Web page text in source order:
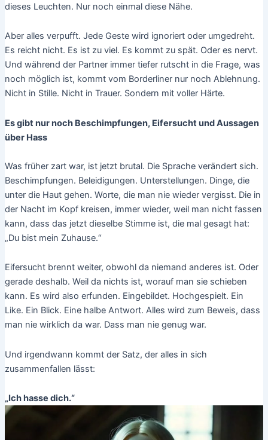
dieses Leuchten. Nur noch einmal diese Nähe.
Aber alles verpufft. Jede Geste wird ignoriert oder umgedreht.
Es reicht nicht. Es ist zu viel. Es kommt zu spät. Oder es nervt.
Und während der Partner immer tiefer rutscht in die Frage, was
noch möglich ist, kommt vom Borderliner nur noch Ablehnung.
Nicht in Stille. Nicht in Trauer. Sondern mit voller Härte.
Es gibt nur noch Beschimpfungen, Eifersucht und Aussagen
über Hass
Was früher zart war, ist jetzt brutal. Die Sprache verändert sich.
Beschimpfungen. Beleidigungen. Unterstellungen. Dinge, die
unter die Haut gehen. Worte, die man nie wieder vergisst. Die in
der Nacht im Kopf kreisen, immer wieder, weil man nicht fassen
kann, dass das jetzt dieselbe Stimme ist, die mal gesagt hat:
„Du bist mein Zuhause.“
Eifersucht brennt weiter, obwohl da niemand anderes ist. Oder
gerade deshalb. Weil da nichts ist, worauf man sie schieben
kann. Es wird also erfunden. Eingebildet. Hochgespielt. Ein
Like. Ein Blick. Eine halbe Antwort. Alles wird zum Beweis, dass
man nie wirklich da war. Dass man nie genug war.
Und irgendwann kommt der Satz, der alles in sich
zusammenfallen lässt:
„Ich hasse dich.“